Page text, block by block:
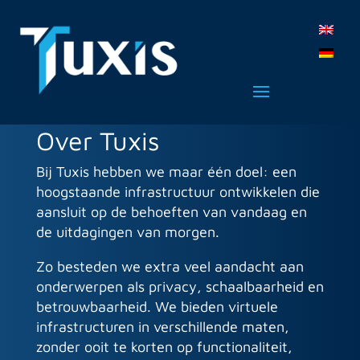
Over Tuxis
Bij Tuxis hebben we maar één doel: een
hoogstaande infrastructuur ontwikkelen die
aansluit op de behoeften van vandaag en
de uitdagingen van morgen.
Zo besteden we extra veel aandacht aan
onderwerpen als privacy, schaalbaarheid en
betrouwbaarheid. We bieden virtuele
infrastructuren in verschillende maten,
zonder ooit te korten op functionaliteit,